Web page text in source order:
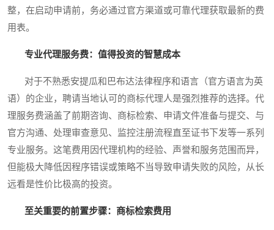
整，在启动申请前，务必通过官方渠道或可靠代理获取最新的费
用表。
专业代理服务费：值得投资的智慧成本
对于不熟悉安提瓜和巴布达法律程序和语言（官方语言为英
语）的企业，聘请当地认可的商标代理人是强烈推荐的选择。代
理服务费涵盖了前期咨询、商标检索、申请文件准备与提交、与
官方沟通、处理审查意见、监控注册流程直至证书下发等一系列
专业服务。这笔费用因代理机构的经验、声誉和服务范围而异，
但能极大降低因程序错误或策略不当导致申请失败的风险，从长
远看是性价比极高的投资。
至关重要的前置步骤：商标检索费用